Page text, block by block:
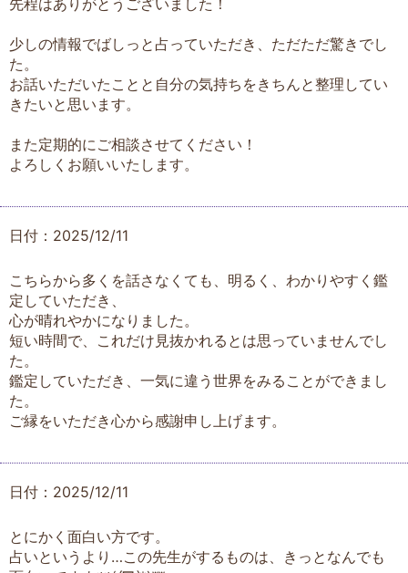
先程はありがとうございました！
少しの情報でばしっと占っていただき、ただただ驚きでし
た。
お話いただいたことと自分の気持ちをきちんと整理してい
きたいと思います。
また定期的にご相談させてください！
よろしくお願いいたします。
日付：2025/12/11
こちらから多くを話さなくても、明るく、わかりやすく鑑
定していただき、
心が晴れやかになりました。
短い時間で、これだけ見抜かれるとは思っていませんでし
た。
鑑定していただき、一気に違う世界をみることができまし
た。
ご縁をいただき心から感謝申し上げます。
日付：2025/12/11
とにかく面白い方です。
占いというより…この先生がするものは、きっとなんでも